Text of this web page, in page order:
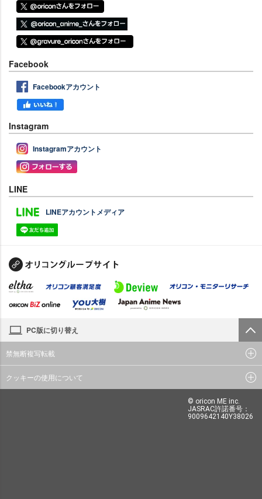
Facebook
Facebookアカウント
Instagram
Instagramアカウント
LINE
LINEアカウントメディア
PC版に切り替え
禁無断複写転載
クッキーの使用について
© oricon ME inc.
JASRAC許諾番号：
9009642140Y38026